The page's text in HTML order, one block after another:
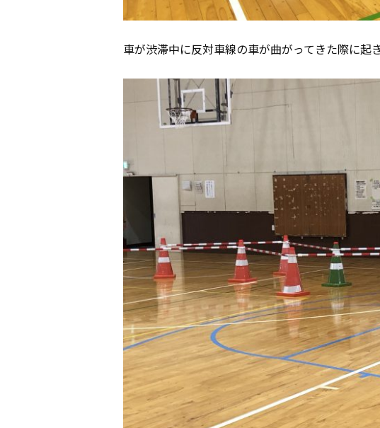
車が渋滞中に反対車線の車が曲がってきた際に起